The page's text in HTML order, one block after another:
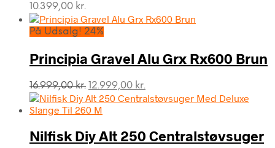
10.399,00 kr.
På Udsalg! 24%
Principia Gravel Alu Grx Rx600 Brun
16.999,00kr. Den
oprindelige
pris
16.999,00 kr..
12.999,00 kr.
aktuelle
12.999,00 kr..
Nilfisk Diy Alt 250 Centralstøvsuger